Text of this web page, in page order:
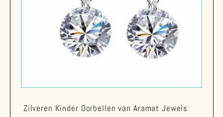
Zilveren Kinder Oorbellen van Aramat Jewels